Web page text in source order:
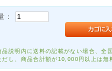
：
説明内に送料の記載がない場合、全
し、商品合計額が10,000円以上は無